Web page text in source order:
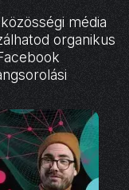
média
organikus